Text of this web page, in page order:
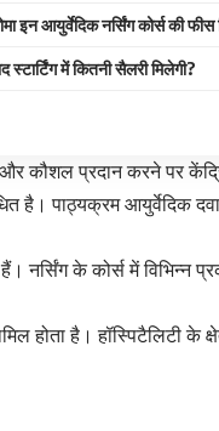
इन आयुर्वेदिक नर्सिंग कोर्स की फीस
में कितनी सैलरी मिलेगी?
कौशल प्रदान करने पर
है। पाठ्यक्रम आयुर्वेदिक
के कोर्स में विभिन्न
है। हॉस्पिटैलिटी के